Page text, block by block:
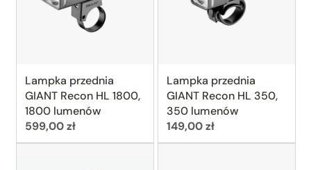
Lampka przednia
GIANT Recon HL 1800,
1800 lumenów
Cena:
599,00 zł
Lampka przednia
GIANT Recon HL 350,
350 lumenów
Cena:
149,00 zł